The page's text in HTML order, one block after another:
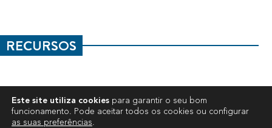
RECURSOS
Este site utiliza cookies para garantir o seu bom
funcionamento. Pode aceitar todos os cookies ou configurar
as suas preferências.